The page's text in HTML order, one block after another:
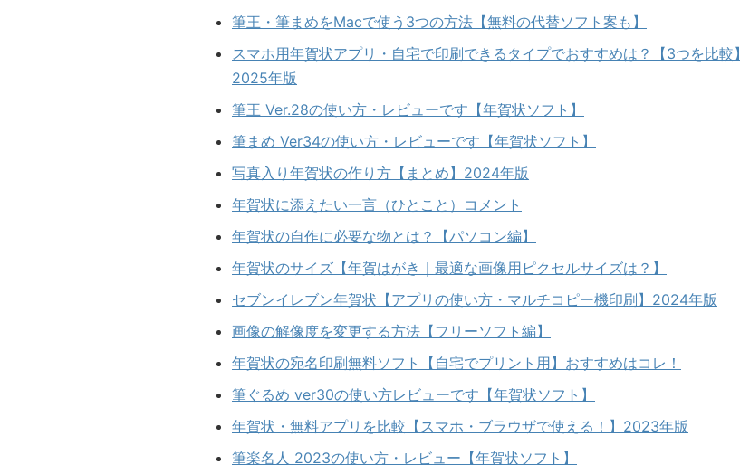
筆王・筆まめをMacで使う3つの方法【無料の代替ソフト案も】
スマホ用年賀状アプリ・自宅で印刷できるタイプでおすすめは？【3つを比較】
2025年版
筆王 Ver.28の使い方・レビューです【年賀状ソフト】
筆まめ Ver34の使い方・レビューです【年賀状ソフト】
写真入り年賀状の作り方【まとめ】2024年版
年賀状に添えたい一言（ひとこと）コメント
年賀状の自作に必要な物とは？【パソコン編】
年賀状のサイズ【年賀はがき｜最適な画像用ピクセルサイズは？】
セブンイレブン年賀状【アプリの使い方・マルチコピー機印刷】2024年版
画像の解像度を変更する方法【フリーソフト編】
年賀状の宛名印刷無料ソフト【自宅でプリント用】おすすめはコレ！
筆ぐるめ ver30の使い方レビューです【年賀状ソフト】
年賀状・無料アプリを比較【スマホ・ブラウザで使える！】2023年版
筆楽名人 2023の使い方・レビュー【年賀状ソフト】